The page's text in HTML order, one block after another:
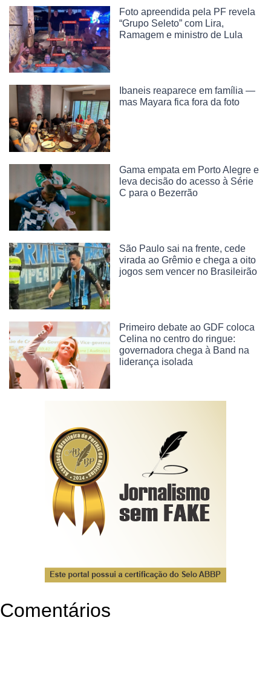
Foto apreendida pela PF revela
“Grupo Seleto” com Lira,
Ramagem e ministro de Lula
Ibaneis reaparece em família —
mas Mayara fica fora da foto
Gama empata em Porto Alegre e
leva decisão do acesso à Série
C para o Bezerrão
São Paulo sai na frente, cede
virada ao Grêmio e chega a oito
jogos sem vencer no Brasileirão
Primeiro debate ao GDF coloca
Celina no centro do ringue:
governadora chega à Band na
liderança isolada
Comentários